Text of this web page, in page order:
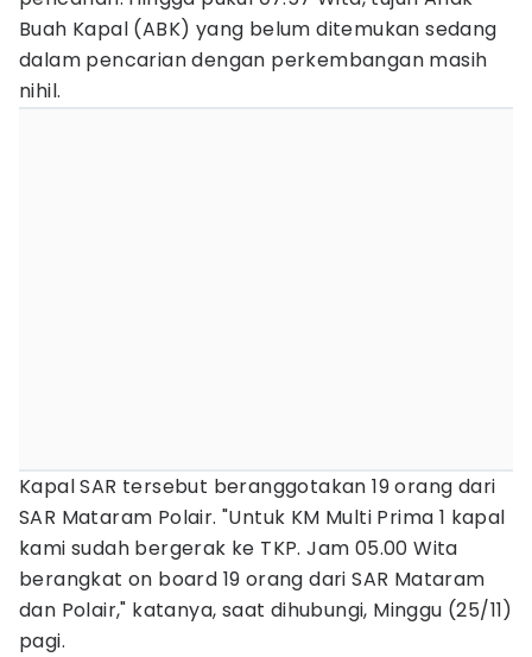
Buah Kapal (ABK) yang belum ditemukan sedang
dalam pencarian dengan perkembangan masih
nihil.
Kapal SAR tersebut beranggotakan 19 orang dari
SAR Mataram Polair. "Untuk KM Multi Prima 1 kapal
kami sudah bergerak ke TKP. Jam 05.00 Wita
berangkat on board 19 orang dari SAR Mataram
dan Polair," katanya, saat dihubungi, Minggu (25/11)
pagi.